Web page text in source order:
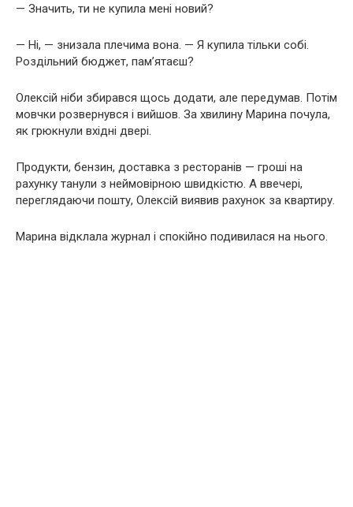
— Значить, ти не купила мені новий?
— Ні, — знизала плечима вона. — Я купила тільки собі.
Роздільний бюджет, пам’ятаєш?
Олексій ніби збирався щось додати, але передумав. Потім
мовчки розвернувся і вийшов. За хвилину Марина почула,
як грюкнули вхідні двері.
Продукти, бензин, доставка з ресторанів — гроші на
рахунку танули з неймовірною швидкістю. А ввечері,
переглядаючи пошту, Олексій виявив рахунок за квартиру.
Марина відклала журнал і спокійно подивилася на нього.